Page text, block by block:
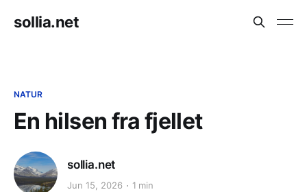
sollia.net
NATUR
En hilsen fra fjellet
sollia.net
Jun 15, 2026 1 min